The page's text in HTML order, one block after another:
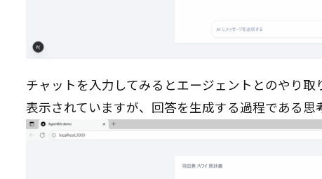
チャットを入力してみるとエージェントとのやり
表示されていますが、回答を生成する過程である思